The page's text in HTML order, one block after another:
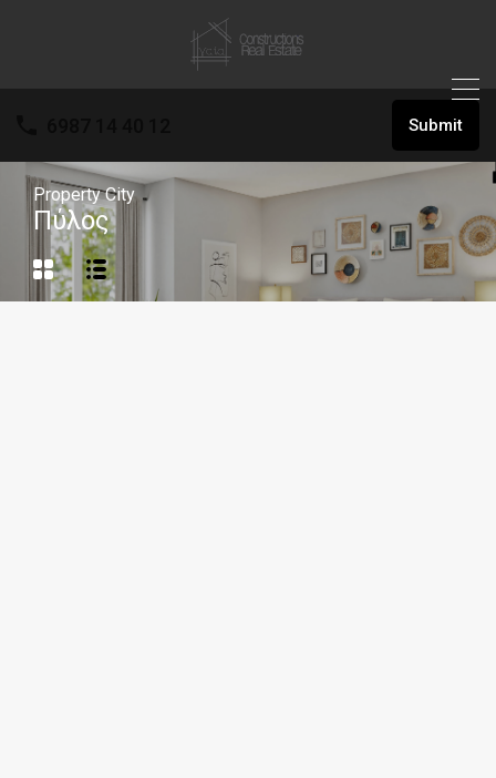
Submit
Property City
Πύλος